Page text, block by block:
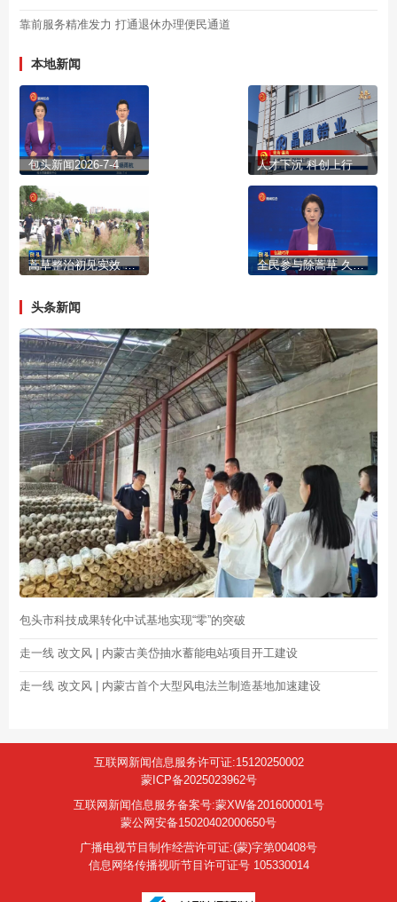
靠前服务精准发力 打通退休办理便民通道
本地新闻
包头新闻2026-7-4 人才下沉 科创上行
蒿草整治初见实效 全民同心长久攻坚 全民参与除蒿草 久久为功见成效
头条新闻
包头市科技成果转化中试基地实现“零”的突破
走一线 改文风 | 内蒙古美岱抽水蓄能电站项目开工建设
走一线 改文风 | 内蒙古首个大型风电法兰制造基地加速建设
互联网新闻信息服务许可证:15120250002
蒙ICP备2025023962号
互联网新闻信息服务备案号:蒙XW备201600001号
蒙公网安备15020402000650号
广播电视节目制作经营许可证:(蒙)字第00408号
信息网络传播视听节目许可证号 105330014